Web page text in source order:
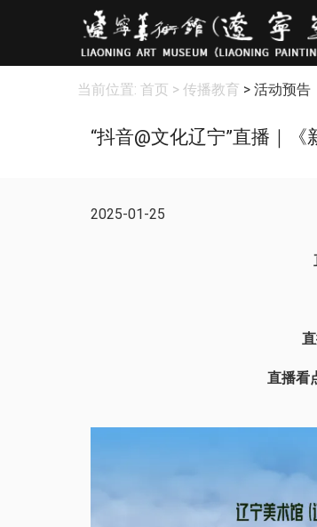
当前位置: 首页 > 传播教育 > 活动预告
“抖音@文化辽宁”直播｜
2025-01-25
直播看